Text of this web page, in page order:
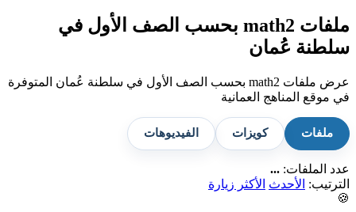
ملفات math2 بحسب الصف الأول في
سلطنة عُمان
عرض ملفات math2 بحسب الصف الأول في سلطنة عُمان المتوفرة
في موقع المناهج العمانية
ملفات كويزات الفيديوهات
عدد الملفات: ...
الترتيب:
الأحدث
الأكثر زيارة
🍪